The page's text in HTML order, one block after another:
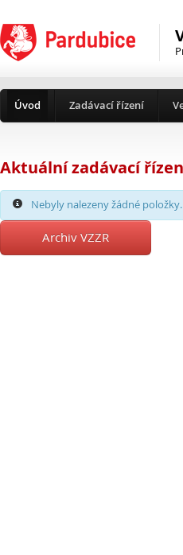
Úvod Zadávací řízení
Aktuální zadávací
Nebyly nalezeny žádné položky.
Archiv VZZR